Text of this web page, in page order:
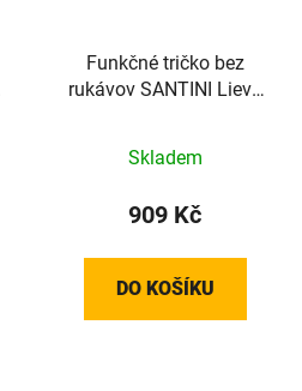
Funkčné tričko bez
rukávov SANTINI Lieve
Skladem
909 Kč
DO KOŠÍKU